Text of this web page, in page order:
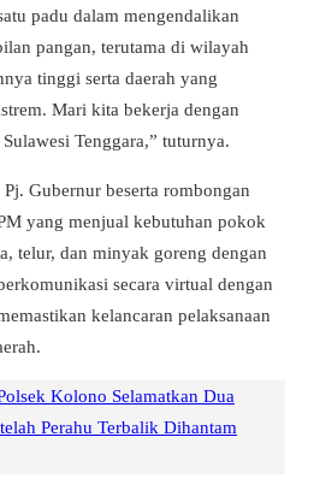
padu dalam mengendalikan
pangan, terutama di wilayah
tinggi serta daerah yang
Mari kita bekerja dengan
Tenggara,” tuturnya.
Gubernur beserta rombongan
yang menjual kebutuhan pokok
telur, dan minyak goreng dengan
secara virtual dengan
kelancaran pelaksanaan
Kolono Selamatkan Dua
Perahu Terbalik Dihantam